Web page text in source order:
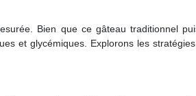
Bien que ce gâteau traditionnel
et glycémiques. Explorons les